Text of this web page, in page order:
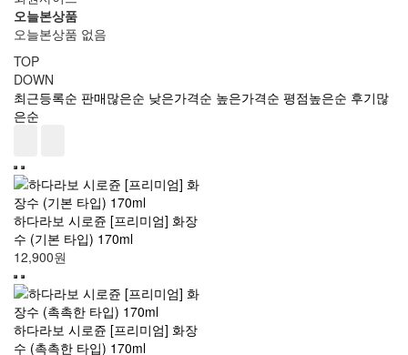
오늘본상품
오늘본상품 없음
TOP
DOWN
최근등록순 판매많은순 낮은가격순 높은가격순 평점높은순 후기많
은순
하다라보 시로쥰 [프리미엄] 화장
수 (기본 타입) 170ml
12,900원
하다라보 시로쥰 [프리미엄] 화장
수 (촉촉한 타입) 170ml